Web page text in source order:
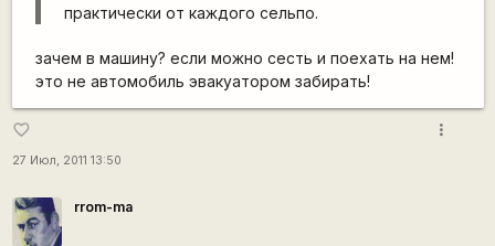
практически от каждого сельпо.
зачем в машину? если можно сесть и поехать на нем!
это не автомобиль эвакуатором забирать!
favorite_border
27 Июл, 2011 13:50
more_vert
rrom-ma